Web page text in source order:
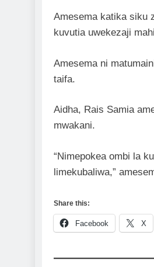
Amesema katika siku
kuvutia uwekezaji
Amesema ni
taifa.
Aidha, Rais Samia
mwakani.
“Nimepokea ombi la
limekubaliwa,”
Share this:
Facebook X